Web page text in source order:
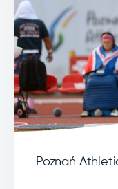
Poznań